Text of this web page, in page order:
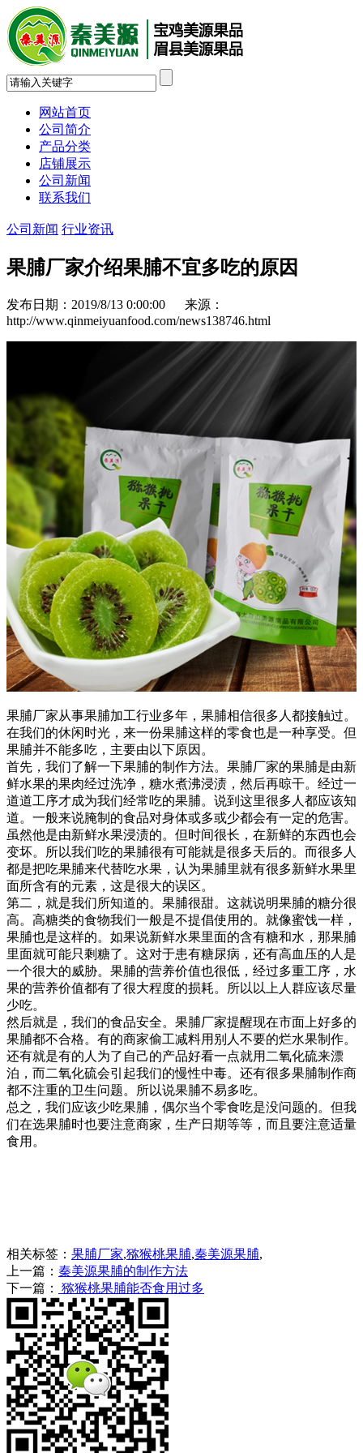
网站首页
公司简介
产品分类
店铺展示
公司新闻
联系我们
公司新闻 行业资讯
果脯厂家介绍果脯不宜多吃的原因
发布日期：2019/8/13 0:00:00 来源：
http://www.qinmeiyuanfood.com/news138746.html
果脯厂家从事果脯加工行业多年，果脯相信很多人都接触过。
在我们的休闲时光，来一份果脯这样的零食也是一种享受。但
果脯并不能多吃，主要由以下原因。
首先，我们了解一下果脯的制作方法。果脯厂家的果脯是由新
鲜水果的果肉经过洗净，糖水煮沸浸渍，然后再晾干。经过一
道道工序才成为我们经常吃的果脯。说到这里很多人都应该知
道。一般来说腌制的食品对身体或多或少都会有一定的危害。
虽然他是由新鲜水果浸渍的。但时间很长，在新鲜的东西也会
变坏。所以我们吃的果脯很有可能就是很多天后的。而很多人
都是把吃果脯来代替吃水果，认为果脯里就有很多新鲜水果里
面所含有的元素，这是很大的误区。
第二，就是我们所知道的。果脯很甜。这就说明果脯的糖分很
高。高糖类的食物我们一般是不提倡使用的。就像蜜饯一样，
果脯也是这样的。如果说新鲜水果里面的含有糖和水，那果脯
里面就可能只剩糖了。这对于患有糖尿病，还有高血压的人是
一个很大的威胁。果脯的营养价值也很低，经过多重工序，水
果的营养价值都有了很大程度的损耗。所以以上人群应该尽量
少吃。
然后就是，我们的食品安全。果脯厂家提醒现在市面上好多的
果脯都不合格。有的商家偷工减料用别人不要的烂水果制作。
还有就是有的人为了自己的产品好看一点就用二氧化硫来漂
泊，而二氧化硫会引起我们的慢性中毒。还有很多果脯制作商
都不注重的卫生问题。所以说果脯不易多吃。
总之，我们应该少吃果脯，偶尔当个零食吃是没问题的。但我
们在选果脯时也要注意商家，生产日期等等，而且要注意适量
食用。
相关标签： 果脯厂家,猕猴桃果脯,秦美源果脯,
上一篇： 秦美源果脯的制作方法
下一篇：
猕猴桃果脯能否食用过多